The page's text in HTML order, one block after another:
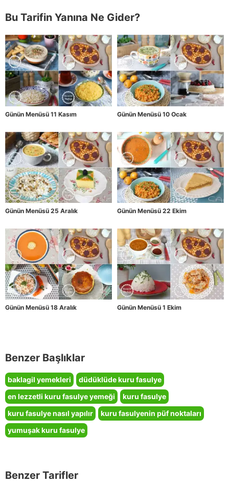
Bu Tarifin Yanına Ne Gider?
Günün Menüsü 11 Kasım Günün Menüsü 10 Ocak
Günün Menüsü 25 Aralık Günün Menüsü 22 Ekim
Günün Menüsü 18 Aralık Günün Menüsü 1 Ekim
Benzer Başlıklar
baklagil yemekleri
düdüklüde kuru fasulye
en lezzetli kuru fasulye yemeği
kuru fasulye
kuru fasulye nasıl yapılır
kuru fasulyenin püf noktaları
yumuşak kuru fasulye
Benzer Tarifler